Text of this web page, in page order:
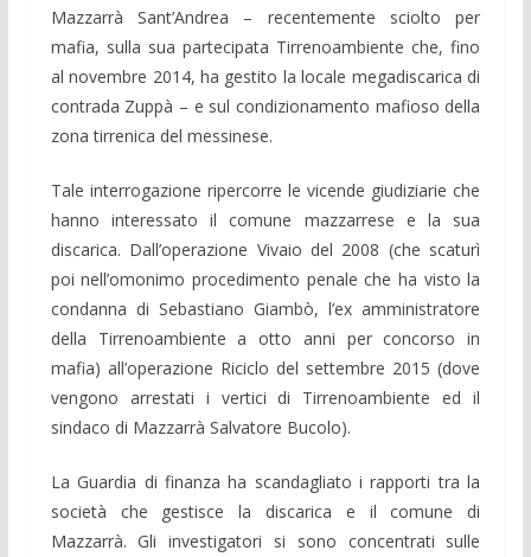
Mazzarrà Sant’Andrea – recentemente sciolto per
mafia, sulla sua partecipata Tirrenoambiente che, fino
al novembre 2014, ha gestito la locale megadiscarica di
contrada Zuppà – e sul condizionamento mafioso della
zona tirrenica del messinese.
Tale interrogazione ripercorre le vicende giudiziarie che
hanno interessato il comune mazzarrese e la sua
discarica. Dall’operazione Vivaio del 2008 (che scaturì
poi nell’omonimo procedimento penale che ha visto la
condanna di Sebastiano Giambò, l’ex amministratore
della Tirrenoambiente a otto anni per concorso in
mafia) all’operazione Riciclo del settembre 2015 (dove
vengono arrestati i vertici di Tirrenoambiente ed il
sindaco di Mazzarrà Salvatore Bucolo).
La Guardia di finanza ha scandagliato i rapporti tra la
società che gestisce la discarica e il comune di
Mazzarrà. Gli investigatori si sono concentrati sulle